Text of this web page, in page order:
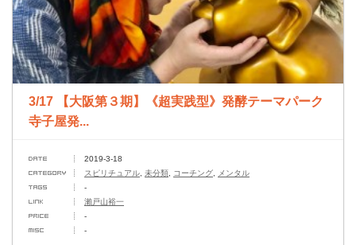
3/17 【大阪第３期】《超実践型》発酵テーマパーク
寺子屋発...
2019-3-18
スピリチュアル 未分類 コーチング
メンタル
-
瀨戸山裕一
-
-